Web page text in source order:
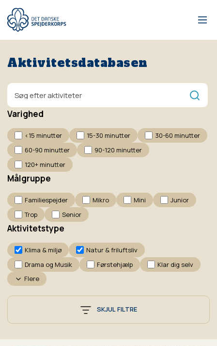
hovedindhold
Aktivitetsdatabasen
Fritekstsøgning
Varighed
<15 minutter 15-30 minutter
30-60 minutter
60-90 minutter
90-120 minutter
120+ minutter
Aktivitetstype
Klima & miljø
Natur & friluftsliv
Drama og Musik
Førstehjælp
Klar dig selv
Flere
Målgruppe
Familiespejder Mikro Mini
Junior
Trop
Senior
SKJUL FILTRE